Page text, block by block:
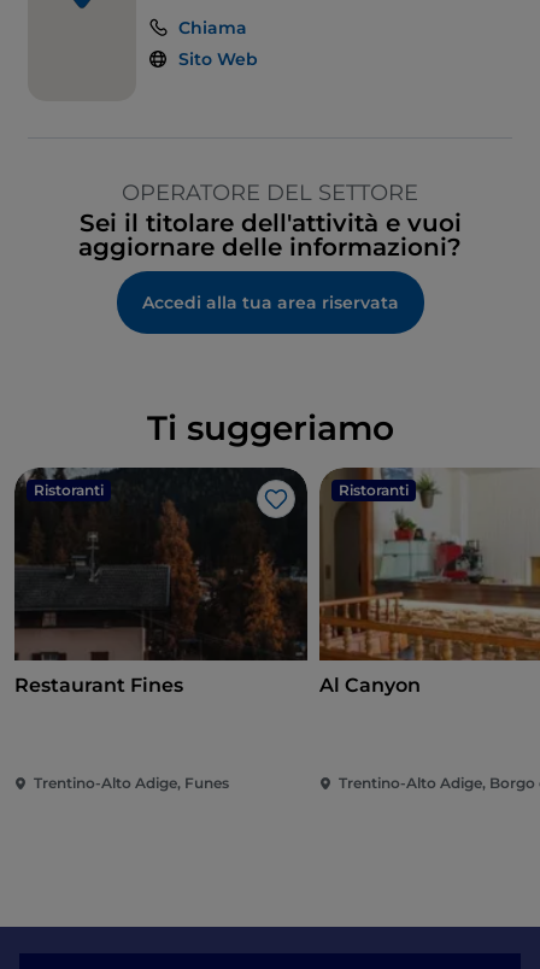
Chiama
Sito Web
OPERATORE DEL SETTORE
Sei il titolare dell'attività e vuoi
aggiornare delle informazioni?
Accedi alla tua area riservata
Ti suggeriamo
Ristoranti
Like
Restaurant Fines
Trentino-Alto Adige, Funes
Ristoranti
Al Canyon
Trentino-Alto Adige, Borgo